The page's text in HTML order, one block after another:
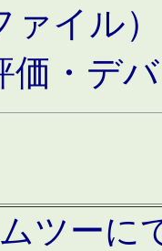
イル）
価・デ
ツーに